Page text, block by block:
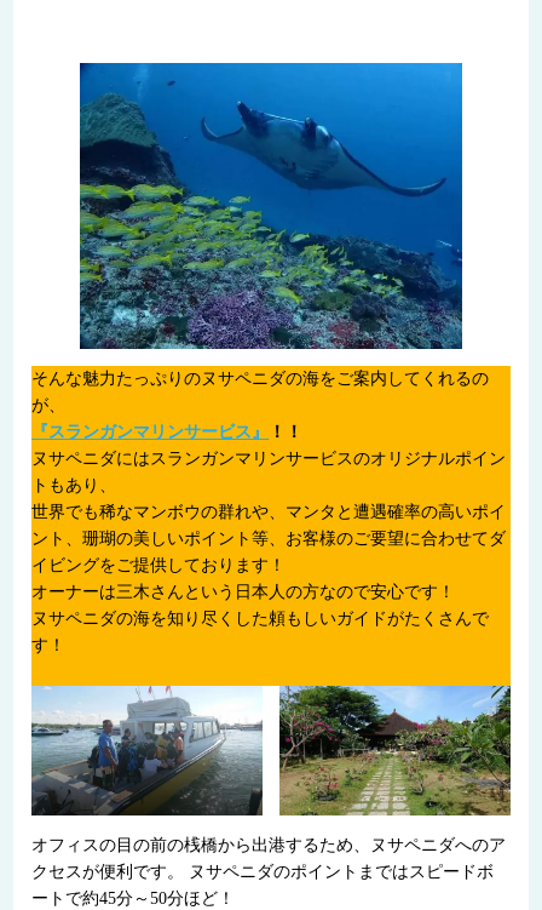
そんな魅力たっぷりのヌサペニダの海をご案内してくれるの
が、
『スランガンマリンサービス』
！！
ヌサペニダにはスランガンマリンサービスのオリジナルポイン
トもあり、
世界でも稀なマンボウの群れや、マンタと遭遇確率の高いポイ
ント、珊瑚の美しいポイント等、お客様のご要望に合わせてダ
イビングをご提供しております！
オーナーは三木さんという日本人の方なので安心です！
ヌサペニダの海を知り尽くした頼もしいガイドがたくさんで
す！
オフィスの目の前の桟橋から出港するため、ヌサペニダへのア
クセスが便利です。 ヌサペニダのポイントまではスピードボ
ートで約45分～50分ほど！